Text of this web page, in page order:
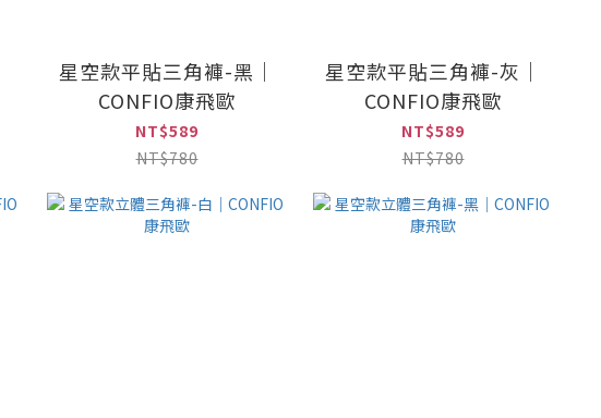
星空款平貼三角褲-黑｜
CONFIO康飛歐
NT$589
NT$780
星空款平貼三角褲-灰｜
CONFIO康飛歐
NT$589
NT$780